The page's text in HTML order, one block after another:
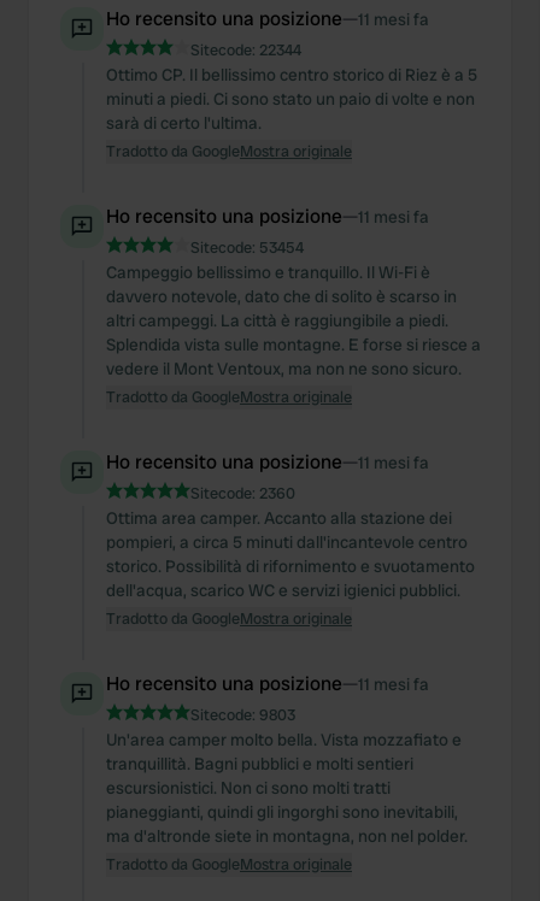
Ho recensito una posizione—11 mesi fa
Sitecode: 22344
Ottimo CP. Il bellissimo centro storico di Riez è a 5
minuti a piedi. Ci sono stato un paio di volte e non
sarà di certo l'ultima.
Tradotto da GoogleMostra originale
Ho recensito una posizione—11 mesi fa
Sitecode: 53454
Campeggio bellissimo e tranquillo. Il Wi-Fi è
davvero notevole, dato che di solito è scarso in
altri campeggi. La città è raggiungibile a piedi.
Splendida vista sulle montagne. E forse si riesce a
vedere il Mont Ventoux, ma non ne sono sicuro.
Tradotto da GoogleMostra originale
Ho recensito una posizione—11 mesi fa
Sitecode: 2360
Ottima area camper. Accanto alla stazione dei
pompieri, a circa 5 minuti dall'incantevole centro
storico. Possibilità di rifornimento e svuotamento
dell'acqua, scarico WC e servizi igienici pubblici.
Tradotto da GoogleMostra originale
Ho recensito una posizione—11 mesi fa
Sitecode: 9803
Un'area camper molto bella. Vista mozzafiato e
tranquillità. Bagni pubblici e molti sentieri
escursionistici. Non ci sono molti tratti
pianeggianti, quindi gli ingorghi sono inevitabili,
ma d'altronde siete in montagna, non nel polder.
Tradotto da GoogleMostra originale